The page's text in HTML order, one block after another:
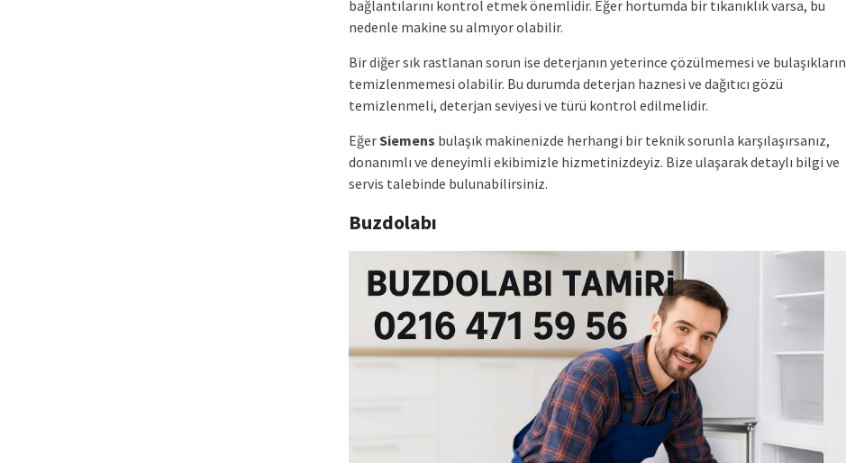
bağlantılarını kontrol etmek önemlidir. Eğer hortumda bir tıkanıklık varsa, bu
nedenle makine su almıyor olabilir.
Bir diğer sık rastlanan sorun ise deterjanın yeterince çözülmemesi ve bulaşıkların
temizlenmemesi olabilir. Bu durumda deterjan haznesi ve dağıtıcı gözü
temizlenmeli, deterjan seviyesi ve türü kontrol edilmelidir.
EğerSiemens bulaşık makinenizde herhangi bir teknik sorunla karşılaşırsanız,
donanımlı ve deneyimli ekibimizle hizmetinizdeyiz. Bize ulaşarak detaylı bilgi ve
servis talebinde bulunabilirsiniz.
Buzdolabı